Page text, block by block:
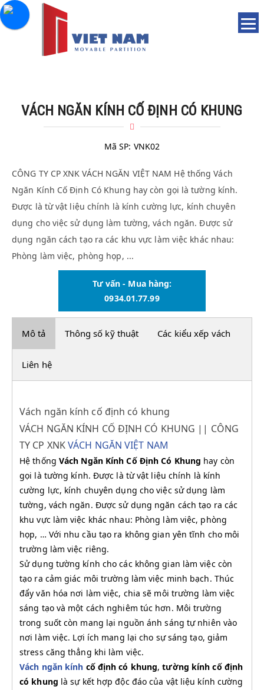
VÁCH NGĂN KÍNH CỐ ĐỊNH CÓ KHUNG
Mã SP: VNK02
CÔNG TY CP XNK VÁCH NGĂN VIỆT NAM Hệ thống Vách
Ngăn Kính Cố Định Có Khung hay còn gọi là tường kính.
Được là từ vật liệu chính là kính cường lực, kính chuyên
dụng cho việc sử dụng làm tường, vách ngăn. Được sử
dụng ngăn cách tạo ra các khu vực làm việc khác nhau:
Phòng làm việc, phòng họp, ...
Tư vấn - Mua hàng:
0934.01.77.99
Mô tả Thông số kỹ thuật Các kiểu xếp vách
Liên hệ
Vách ngăn kính cố định có khung
VÁCH NGĂN KÍNH CỐ ĐỊNH CÓ KHUNG || CÔNG
TY CP XNKVÁCH NGĂN VIỆT NAM
Hệ thống Vách Ngăn Kính Cố Định Có Khung hay còn
gọi là tường kính. Được là từ vật liệu chính là kính
cường lực, kính chuyên dụng cho việc sử dụng làm
tường, vách ngăn. Được sử dụng ngăn cách tạo ra các
khu vực làm việc khác nhau: Phòng làm việc, phòng
họp, … Với nhu cầu tạo ra không gian yên tĩnh cho môi
trường làm việc riêng.
Sử dụng tường kính cho các không gian làm việc còn
tạo ra cảm giác môi trường làm việc minh bạch. Thúc
đẩy văn hóa nơi làm việc, chia sẽ môi trường làm việc
sáng tạo và một cách nghiêm túc hơn. Môi trường
trong suốt còn mang lại nguồn ánh sáng tự nhiên vào
nơi làm việc. Lợi ích mang lại cho sự sáng tạo, giảm
stress căng thẳng khi làm việc.
Vách ngăn kính cố định có khung,tường kính cố định
có khung là sự kết hợp độc đáo của vật liệu kính cường